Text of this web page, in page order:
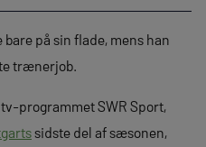
på sin flade, mens han
trænerjob.
programmet SWR Sport,
sidste del af sæsonen,